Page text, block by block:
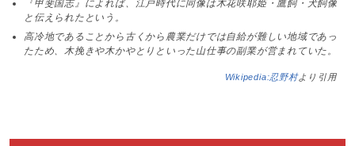
『甲斐国志』によれば、江戸時代に同像は木花咲耶姫・鷹飼・犬飼像
と伝えられたという。
高冷地であることから古くから農業だけでは自給が難しい地域であっ
たため、木挽きや木かやとりといった山仕事の副業が営まれていた。
Wikipedia:忍野村より引用